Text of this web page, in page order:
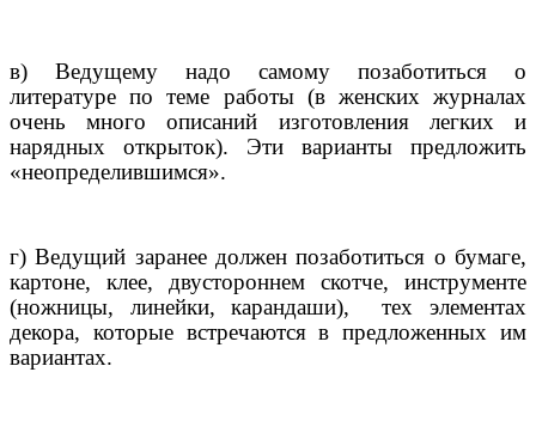
в) Ведущему надо самому позаботиться о
литературе по теме работы (в женских журналах
очень много описаний изготовления легких и
нарядных открыток). Эти варианты предложить
«неопределившимся».
г) Ведущий заранее должен позаботиться о бумаге,
картоне, клее, двустороннем скотче, инструменте
(ножницы, линейки, карандаши),
тех элементах
декора, которые встречаются в предложенных им
вариантах.